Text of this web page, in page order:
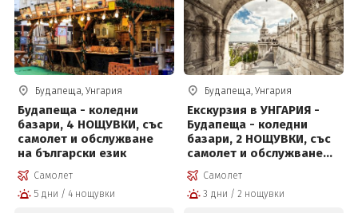
Будапеща, Унгария
Будапеща - коледни
базари, 4 НОЩУВКИ, със
самолет и обслужване
на български език
Самолет
5 дни / 4 нощувки
Будапеща, Унгария
Екскурзия в УНГАРИЯ -
Будапеща - коледни
базари, 2 НОЩУВКИ, със
самолет и обслужване
на български език!
Самолет
3 дни / 2 нощувки